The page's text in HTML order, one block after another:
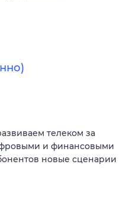
телеком за
и финансовыми
новые сценарии